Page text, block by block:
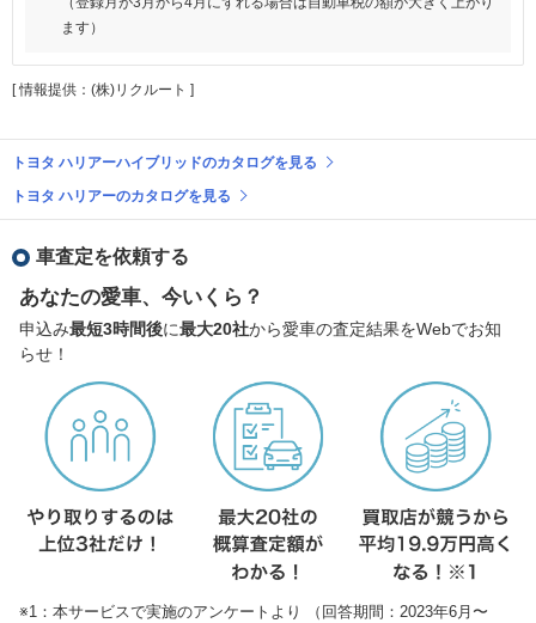
ます）
[ 情報提供：(株)リクルート ]
トヨタ ハリアーハイブリッドのカタログを見る
トヨタ ハリアーのカタログを見る
車査定を依頼する
あなたの愛車、今いくら？
申込み最短3時間後に最大20社から愛車の査定結果をWebでお知
らせ！
※1：本サービスで実施のアンケートより （回答期間：2023年6月〜